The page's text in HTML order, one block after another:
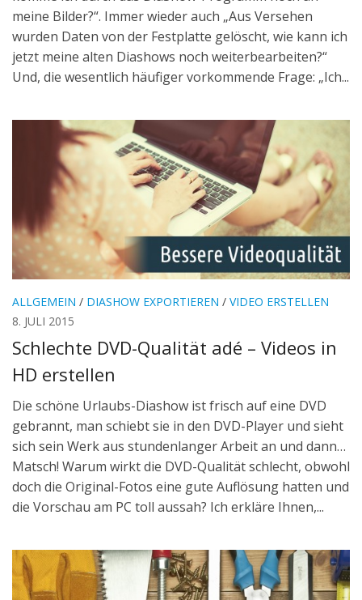
meine Bilder?“. Immer wieder auch „Aus Versehen
wurden Daten von der Festplatte gelöscht, wie kann ich
jetzt meine alten Diashows noch weiterbearbeiten?“
Und, die wesentlich häufiger vorkommende Frage: „Ich...
ALLGEMEIN / DIASHOW EXPORTIEREN / VIDEO ERSTELLEN
8. JULI 2015
Schlechte DVD-Qualität adé – Videos in
HD erstellen
Die schöne Urlaubs-Diashow ist frisch auf eine DVD
gebrannt, man schiebt sie in den DVD-Player und sieht
sich sein Werk aus stundenlanger Arbeit an und dann…
Matsch! Warum wirkt die DVD-Qualität schlecht, obwohl
doch die Original-Fotos eine gute Auflösung hatten und
die Vorschau am PC toll aussah? Ich erkläre Ihnen,...